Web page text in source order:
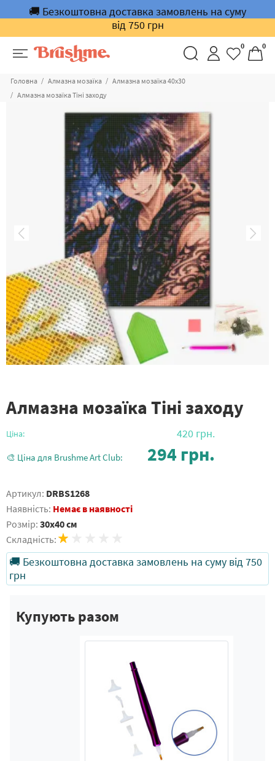
🚚 Безкоштовна доставка замовлень на суму
від 750 грн
0 0
Головна Алмазна мозаїка
Алмазна мозаїка 40x30
Алмазна мозаїка Тіні заходу
Алмазна мозаїка Тіні заходу
Ціна: 420 грн.
🎨 Ціна для Brushme Art Club: 294 грн.
Артикул: DRBS1268
Наявність: Немає в наявності
Розмір: 30x40 см
Складність:
🚚 Безкоштовна доставка замовлень на суму від 750
грн
Купують разом